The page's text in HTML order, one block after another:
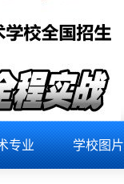
专业 学校图片